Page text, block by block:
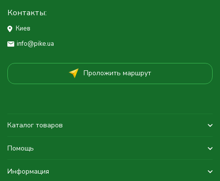
Контакты:
Киев
info@pike.ua
Проложить маршрут
Каталог товаров
Помощь
Информация